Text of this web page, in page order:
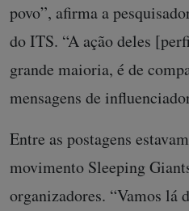
povo”, afirma a
do ITS. “A ação deles
grande maioria, é de
mensagens de
Entre as postagens
movimento Sleeping
organizadores. “Vamos lá